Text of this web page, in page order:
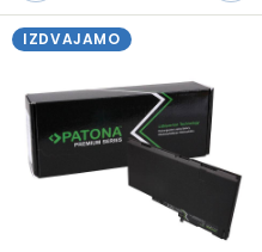
IZDVAJAMO